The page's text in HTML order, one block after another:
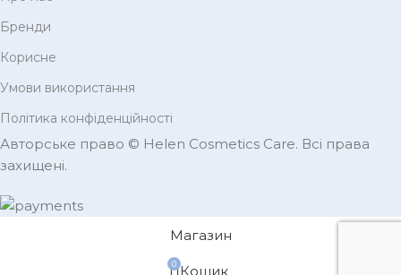
Бренди
Корисне
Умови використання
Політика конфіденційності
Авторське право © Helen Cosmetics Care. Всі права
захищені.
Магазин
0 Кошик